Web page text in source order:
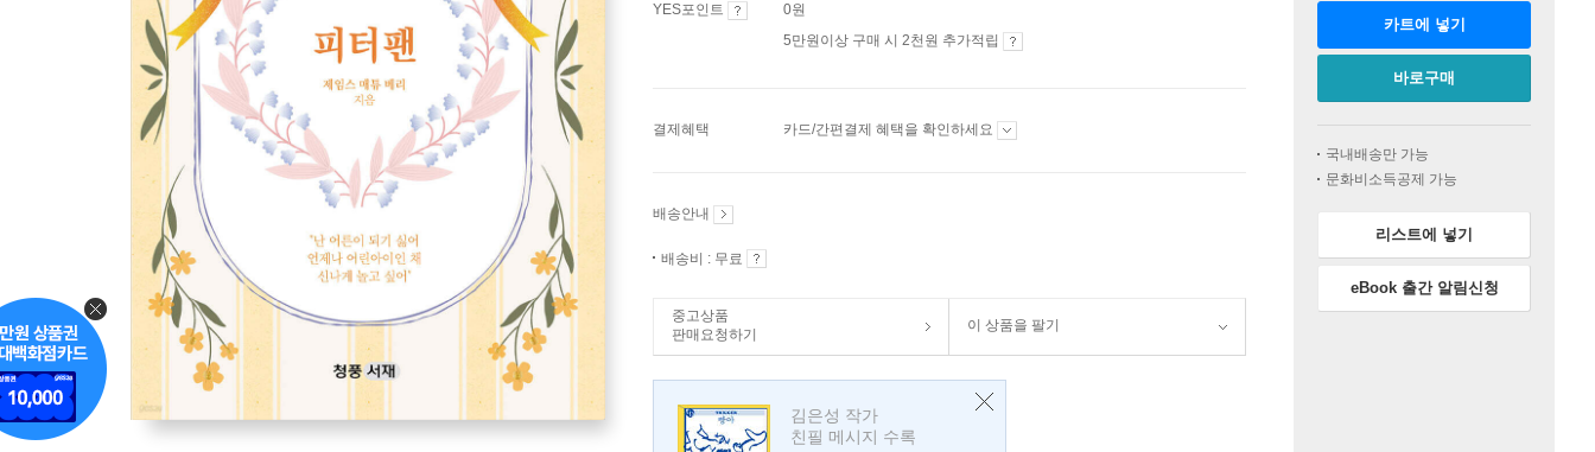
YES포인트
0원
5만원이상 구매 시 2천원 추가적립
결제혜택 카드/간편결제 혜택을 확인하세요
배송안내
배송비 : 무료
중고상품
판매요청하기
이 상품을 팔기
김은성 작가
친필 메시지 수록
카트에 넣기
바로구매
국내배송만 가능
문화비소득공제 가능
리스트에 넣기
eBook 출간 알림신청